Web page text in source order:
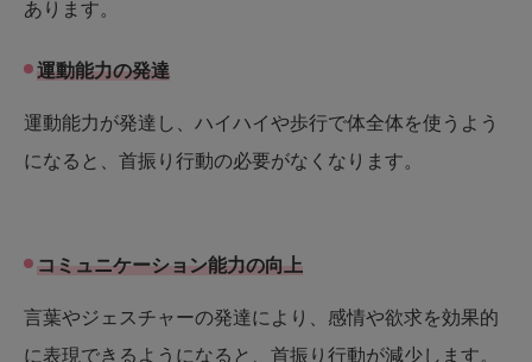
あります。
運動能力の発達
運動能力が発達し、ハイハイや歩行で体全体を使うよう
になると、首振り行動の必要がなくなります。
コミュニケーション能力の向上
言葉やジェスチャーの発達により、感情や欲求を効果的
に表現できるようになると、首振り行動が減少します。